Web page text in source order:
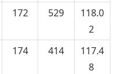
172 529
118.0
2
174 414
117.4
8